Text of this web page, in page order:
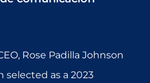
Rose Padilla Johnson
selected as a 2023